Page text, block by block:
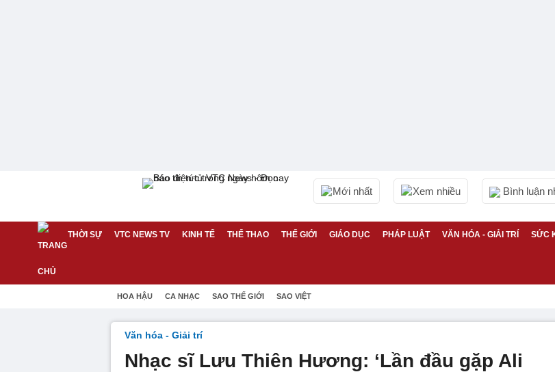
Mới nhất Xem nhiều Bình luận
THỜI SỰ VTC NEWS TV KINH TẾ THỂ THAO THẾ GIỚI GIÁO DỤC PHÁP LUẬT VĂN HÓA - GIẢI TRÍ SỨC
HOA HẬU CA NHẠC SAO THẾ GIỚI SAO VIỆT
Văn hóa - Giải trí
Nhạc sĩ Lưu Thiên Hương: ‘Lần đầu gặp Ali